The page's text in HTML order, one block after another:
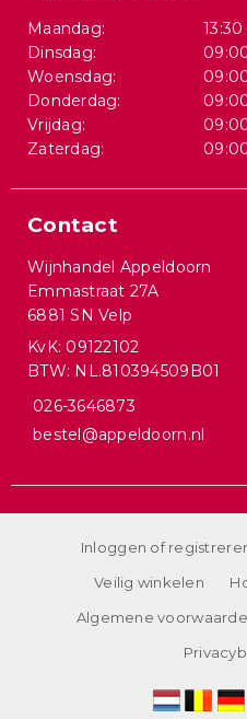
Maandag:
Dinsdag:
Woensdag:
Donderdag:
Vrijdag:
Zaterdag:
Contact
Wijnhandel Appeldoorn
Emmastraat 27A
6881 SN Velp
KvK: 09122102
BTW: NL.810394509B01
026-3646873
bestel@appeldoorn.nl
Inloggen of
Veilig winkelen
Algemene